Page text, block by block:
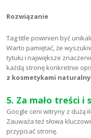
Rozwiązanie
Tag title powinien być
Warto pamiętać, że
tytułu i największe
każdą stronę konkretnie
z kosmetykami
5. Za mało treści i
Google ceni witryny z dużą
Zauważa też słowa
przypisać stronę.